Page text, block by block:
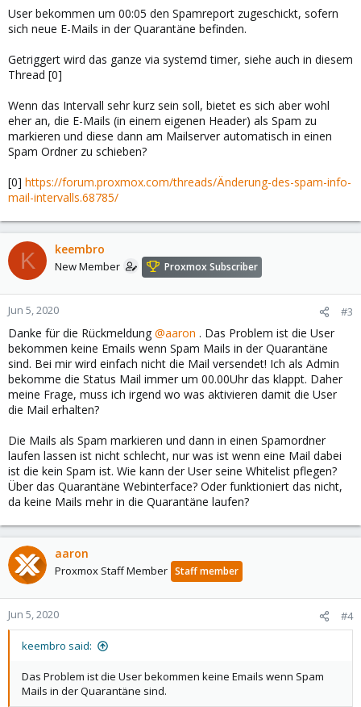
User bekommen um 00:05 den Spamreport zugeschickt, sofern
sich neue E-Mails in der Quarantäne befinden.
Getriggert wird das ganze via systemd timer, siehe auch in diesem
Thread [0]
Wenn das Intervall sehr kurz sein soll, bietet es sich aber wohl
eher an, die E-Mails (in einem eigenen Header) als Spam zu
markieren und diese dann am Mailserver automatisch in einen
Spam Ordner zu schieben?
[0] https://forum.proxmox.com/threads/Änderung-des-spam-info-
mail-intervalls.68785/
K keembro
New Member Proxmox Subscriber
Jun 5, 2020 #3
Danke für die Rückmeldung @aaron . Das Problem ist die User
bekommen keine Emails wenn Spam Mails in der Quarantäne
sind. Bei mir wird einfach nicht die Mail versendet! Ich als Admin
bekomme die Status Mail immer um 00.00Uhr das klappt. Daher
meine Frage, muss ich irgend wo was aktivieren damit die User
die Mail erhalten?
Die Mails als Spam markieren und dann in einen Spamordner
laufen lassen ist nicht schlecht, nur was ist wenn eine Mail dabei
ist die kein Spam ist. Wie kann der User seine Whitelist pflegen?
Über das Quarantäne Webinterface? Oder funktioniert das nicht,
da keine Mails mehr in die Quarantäne laufen?
aaron
Proxmox Staff Member Staff member
Jun 5, 2020 #4
keembro said:
Das Problem ist die User bekommen keine Emails wenn Spam
Mails in der Quarantäne sind.